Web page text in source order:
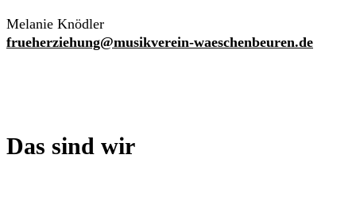
Melanie Knödler
frueherziehung@musikverein-waeschenbeuren.de
Das sind wir